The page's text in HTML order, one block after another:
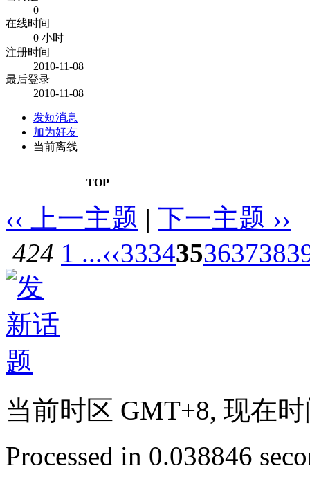
0
在线时间
0 小时
注册时间
2010-11-08
最后登录
2010-11-08
发短消息
加为好友
当前离线
TOP
‹‹ 上一主题 | 下一主题 ››
424 1 ...‹‹333435363738
当前时区 GMT+8, 现在
Processed in 0.038846